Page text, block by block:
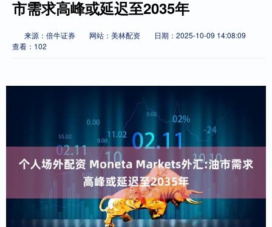
市需求高峰或延迟至2035年
来源：倍牛证券 网站：美林配资
日期：2025-10-09 14:08:09
查看：102